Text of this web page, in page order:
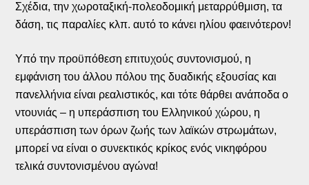
Σχέδια, την χωροταξική-πολεοδομική μεταρρύθμιση, τα
δάση, τις παραλίες κλπ. αυτό το κάνει ηλίου φαεινότερον!
Υπό την προϋπόθεση επιτυχούς συντονισμού, η
εμφάνιση του άλλου πόλου της δυαδικής εξουσίας και
πανελλήνια είναι ρεαλιστικός, και τότε θάρθει ανάποδα ο
ντουνιάς – η υπεράσπιση του Ελληνικού χώρου, η
υπεράσπιση των όρων ζωής των λαϊκών στρωμάτων,
μπορεί να είναι ο συνεκτικός κρίκος ενός νικηφόρου
τελικά συντονισμένου αγώνα!